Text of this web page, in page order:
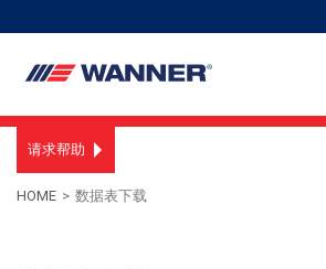
请求帮助
HOME > 数据表下载